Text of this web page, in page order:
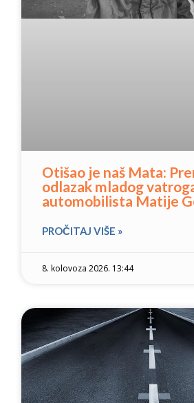
Otišao je naš Mata:
odlazak mladog
automobilista Matije
PROČITAJ VIŠE »
8. kolovoza 2026. 13:44